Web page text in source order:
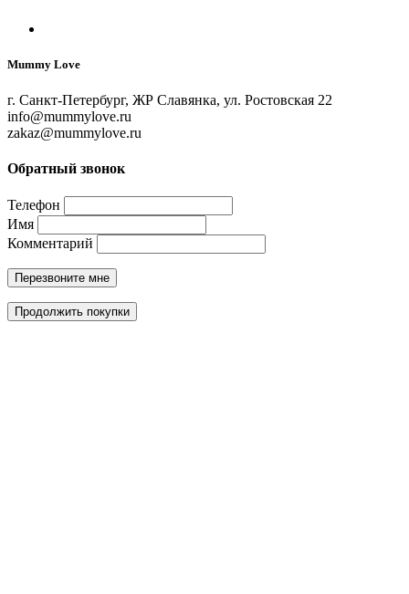
Mummy Love
г. Санкт-Петербург, ЖР Славянка, ул. Ростовская 22
info@mummylove.ru
zakaz@mummylove.ru
Обратный звонок
Телефон
Имя
Комментарий
Перезвоните мне
Продолжить покупки